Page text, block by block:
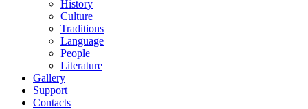
History
Culture
Traditions
Language
People
Literature
Gallery
Support
Contacts